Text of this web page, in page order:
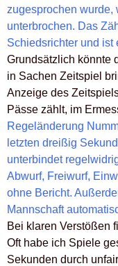
zugesprochen wurde,
unterbrochen. Das
Schiedsrichter und ist
Grundsätzlich könnte
in Sachen Zeitspiel
Anzeige des
Pässe zählt, im
Regeländerung
letzten dreißig
unterbindet
Abwurf, Freiwurf,
ohne Bericht.
Mannschaft
Bei klaren Verstößen
Oft habe ich Spiele
Sekunden durch